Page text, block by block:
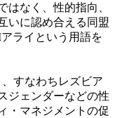
はなく、性的指向、
いに認め合える同盟
ライという用語を
すなわちレズビア
ジェンダーなどの性
・マネジメントの促